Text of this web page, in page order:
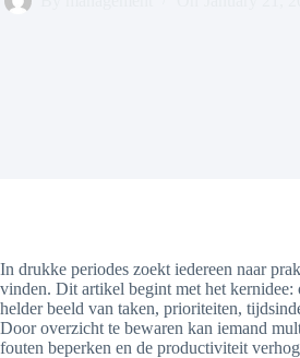
In drukke periodes zoekt iedereen naar
vinden. Dit artikel begint met het kernidee:
helder beeld van taken, prioriteiten,
Door overzicht te bewaren kan iemand
fouten beperken en de productiviteit